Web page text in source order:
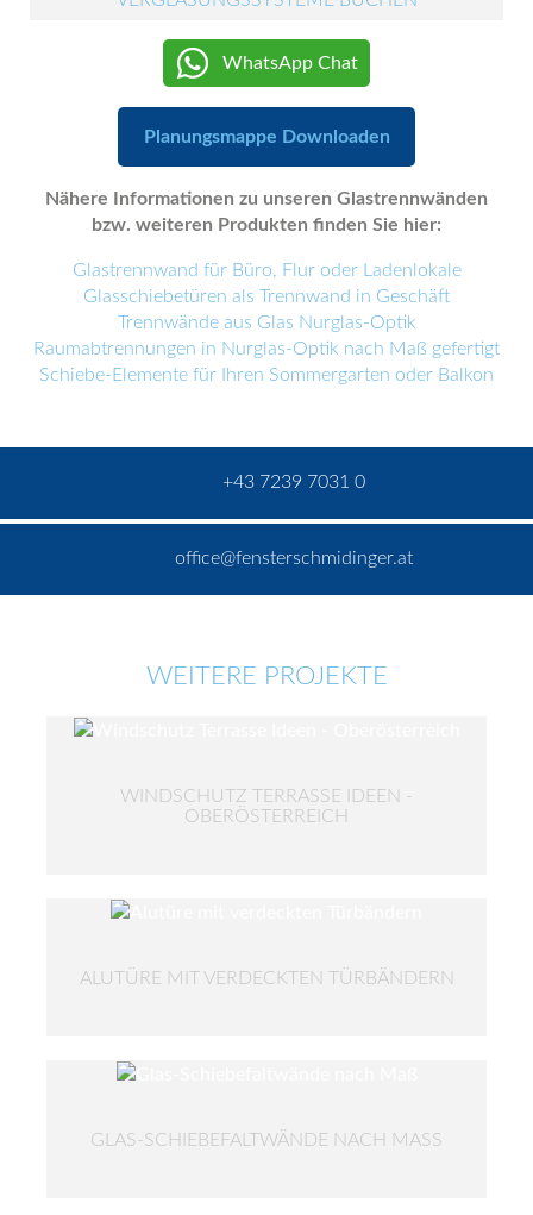
WhatsApp Chat
Planungsmappe Downloaden
Nähere Informationen zu unseren Glastrennwänden
bzw. weiteren Produkten finden Sie hier:
Glastrennwand für Büro, Flur oder Ladenlokale
Glasschiebetüren als Trennwand in Geschäft
Trennwände aus Glas Nurglas-Optik
Raumabtrennungen in Nurglas-Optik nach Maß gefertigt
Schiebe-Elemente für Ihren Sommergarten oder Balkon
+43 7239 7031 0
office@fensterschmidinger.at
WEITERE PROJEKTE
WINDSCHUTZ TERRASSE IDEEN -
OBERÖSTERREICH
ALUTÜRE MIT VERDECKTEN TÜRBÄNDERN
GLAS-SCHIEBEFALTWÄNDE NACH MASS